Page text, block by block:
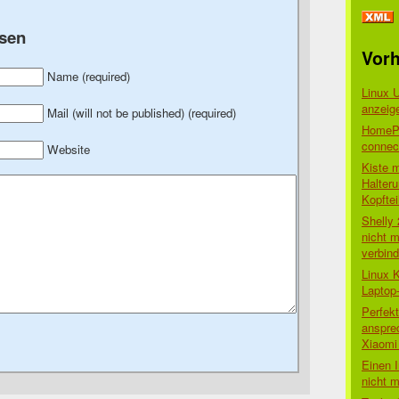
Name (required)
Mail (will not be published) (required)
Website
Linux
Kiste
Shelly
nicht
Linux
Einen
nicht